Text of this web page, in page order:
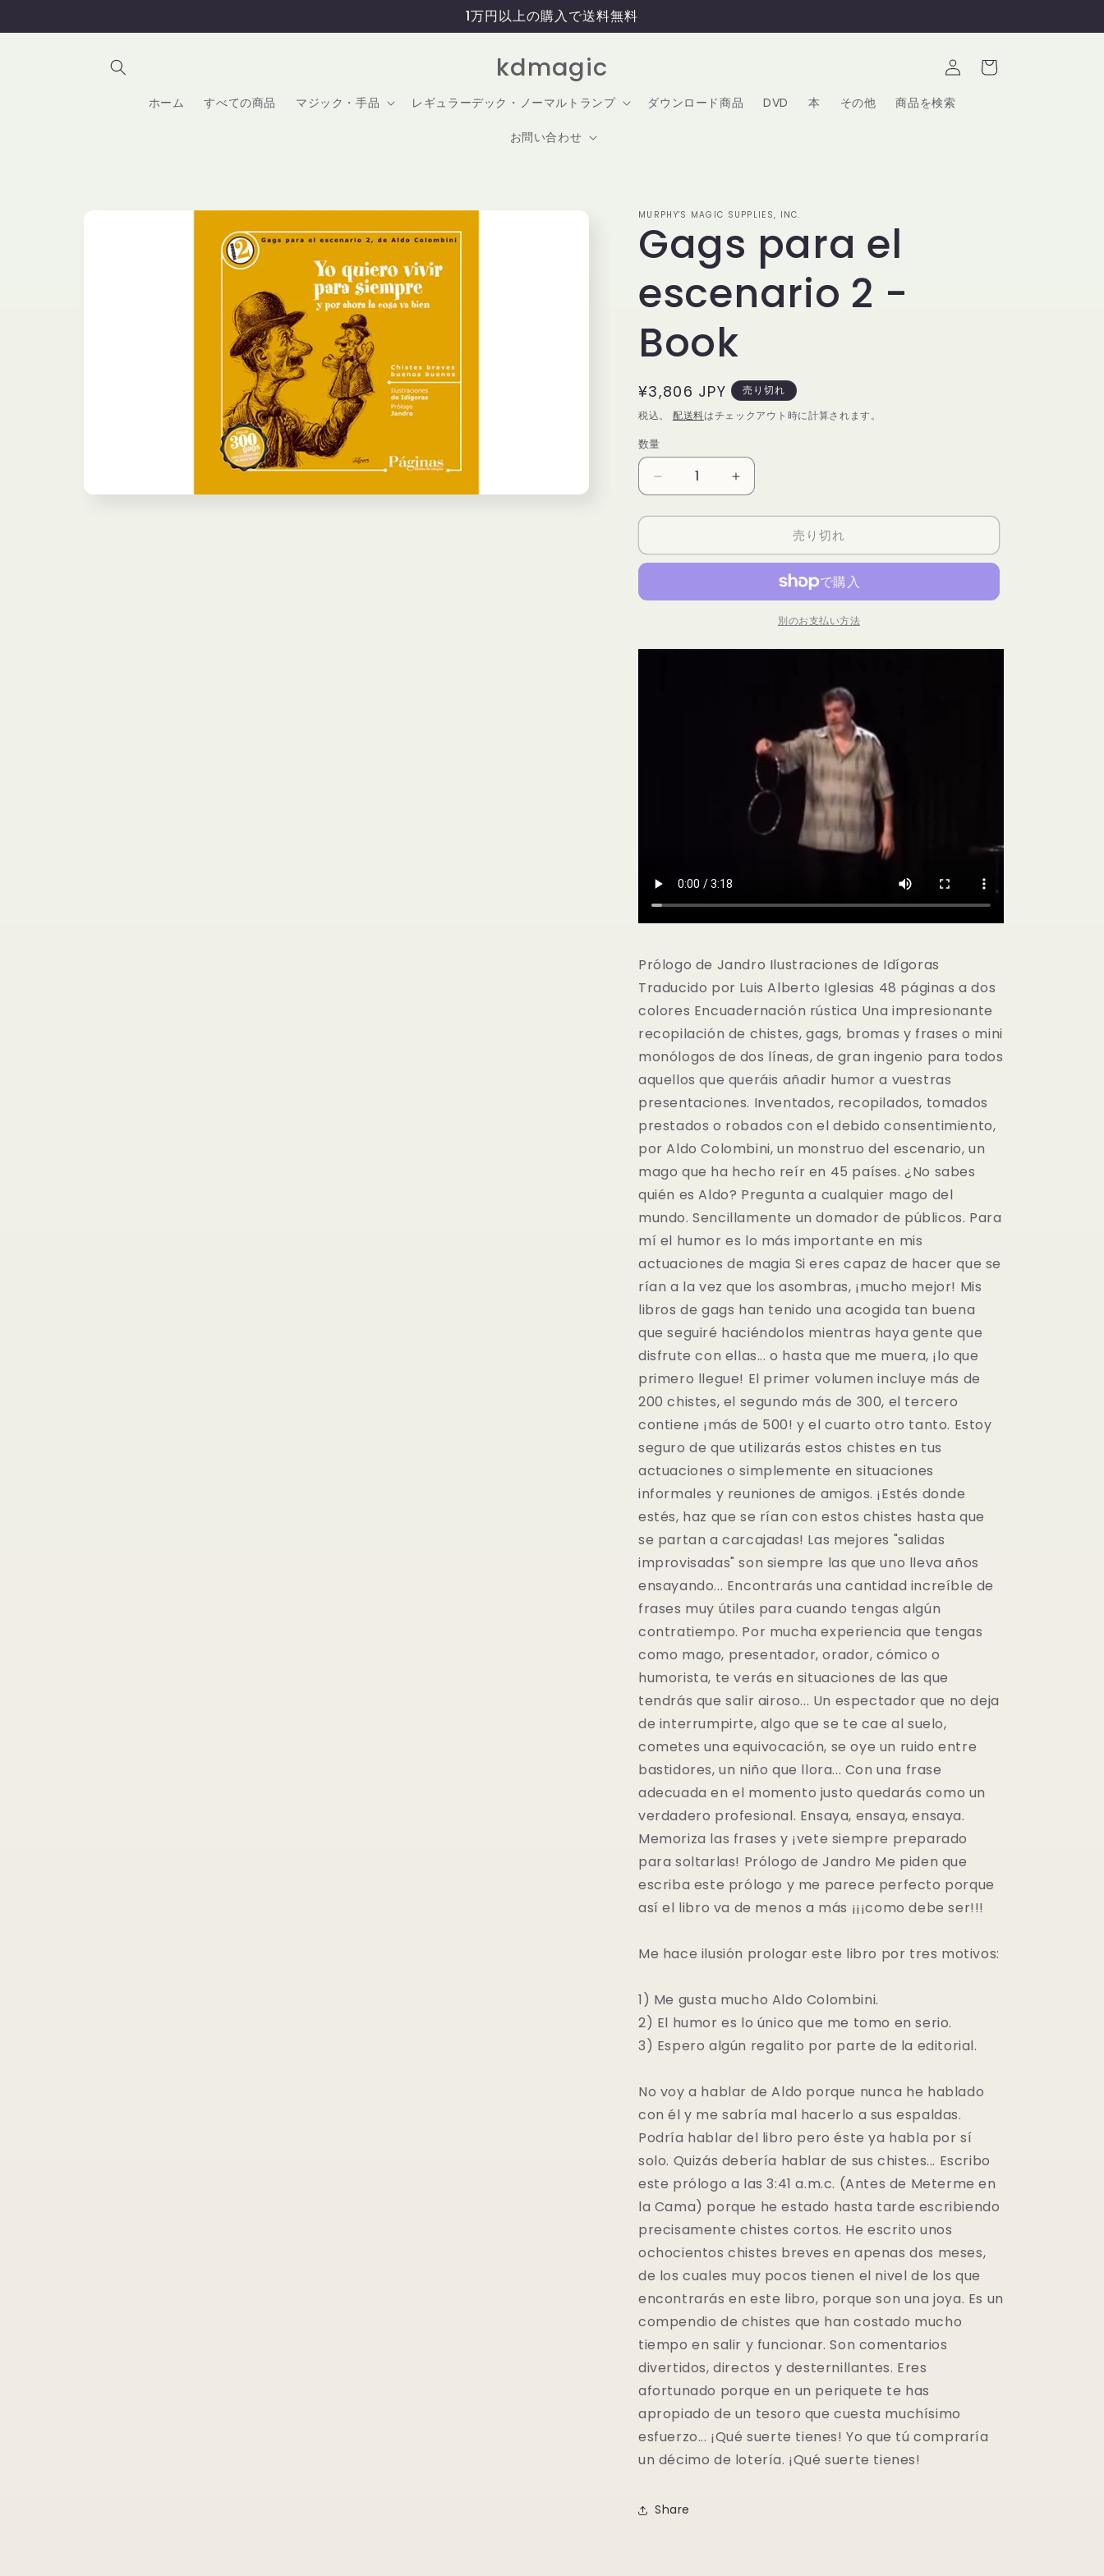
進む
1万円以上の購入で送料無料
kdmagic
ホーム すべての商品 マジック・手品 レギュラーデック・ノーマルトランプ ダウンロード商品 DVD 本 その他 商品を検索
お問い合わせ
ロ
グ
イ
ン
ー
MURPHY'S MAGIC SUPPLIES, INC.
Gags para el
escenario 2 -
Book
通
常
価
格
¥3,806 JPY
売り切れ
税込。 配送料はチェックアウト時に計算されます。
数
量
数量
para
el
2
の
量
Gags
para
el
escenario
2
の
量
売り切れ
別のお支払い方法
Prólogo de Jandro Ilustraciones de Idígoras
Traducido por Luis Alberto Iglesias 48 páginas a dos
colores Encuadernación rústica Una impresionante
recopilación de chistes, gags, bromas y frases o mini
monólogos de dos líneas, de gran ingenio para todos
aquellos que queráis añadir humor a vuestras
presentaciones. Inventados, recopilados, tomados
prestados o robados con el debido consentimiento,
por Aldo Colombini, un monstruo del escenario, un
mago que ha hecho reír en 45 países. ¿No sabes
quién es Aldo? Pregunta a cualquier mago del
mundo. Sencillamente un domador de públicos. Para
mí el humor es lo más importante en mis
actuaciones de magia Si eres capaz de hacer que se
rían a la vez que los asombras, ¡mucho mejor! Mis
libros de gags han tenido una acogida tan buena
que seguiré haciéndolos mientras haya gente que
disfrute con ellas... o hasta que me muera, ¡lo que
primero llegue! El primer volumen incluye más de
200 chistes, el segundo más de 300, el tercero
contiene ¡más de 500! y el cuarto otro tanto. Estoy
seguro de que utilizarás estos chistes en tus
actuaciones o simplemente en situaciones
informales y reuniones de amigos. ¡Estés donde
estés, haz que se rían con estos chistes hasta que
se partan a carcajadas! Las mejores "salidas
improvisadas" son siempre las que uno lleva años
ensayando... Encontrarás una cantidad increíble de
frases muy útiles para cuando tengas algún
contratiempo. Por mucha experiencia que tengas
como mago, presentador, orador, cómico o
humorista, te verás en situaciones de las que
tendrás que salir airoso... Un espectador que no deja
de interrumpirte, algo que se te cae al suelo,
cometes una equivocación, se oye un ruido entre
bastidores, un niño que llora... Con una frase
adecuada en el momento justo quedarás como un
verdadero profesional. Ensaya, ensaya, ensaya.
Memoriza las frases y ¡vete siempre preparado
para soltarlas! Prólogo de Jandro Me piden que
escriba este prólogo y me parece perfecto porque
así el libro va de menos a más ¡¡¡como debe ser!!!
Me hace ilusión prologar este libro por tres motivos:
1) Me gusta mucho Aldo Colombini.
2) El humor es lo único que me tomo en serio.
3) Espero algún regalito por parte de la editorial.
No voy a hablar de Aldo porque nunca he hablado
con él y me sabría mal hacerlo a sus espaldas.
Podría hablar del libro pero éste ya habla por sí
solo. Quizás debería hablar de sus chistes... Escribo
este prólogo a las 3:41 a.m.c. (Antes de Meterme en
la Cama) porque he estado hasta tarde escribiendo
precisamente chistes cortos. He escrito unos
ochocientos chistes breves en apenas dos meses,
de los cuales muy pocos tienen el nivel de los que
encontrarás en este libro, porque son una joya. Es un
compendio de chistes que han costado mucho
tiempo en salir y funcionar. Son comentarios
divertidos, directos y desternillantes. Eres
afortunado porque en un periquete te has
apropiado de un tesoro que cuesta muchísimo
esfuerzo... ¡Qué suerte tienes! Yo que tú compraría
un décimo de lotería. ¡Qué suerte tienes!
Share